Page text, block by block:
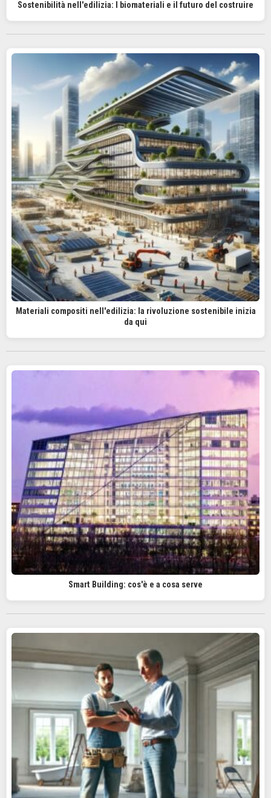
Sostenibilità nell'edilizia: I biomateriali e il futuro del costruire
Materiali compositi nell'edilizia: la rivoluzione sostenibile inizia
da qui
Smart Building: cos'è e a cosa serve